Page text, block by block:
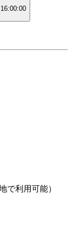
16:00:00
で利用可能）